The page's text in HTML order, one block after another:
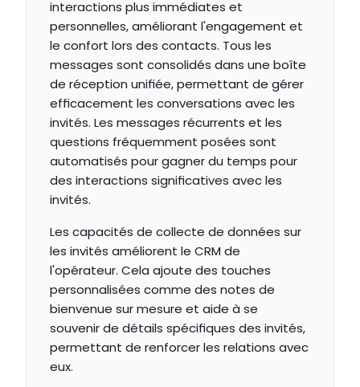
interactions plus immédiates et
personnelles, améliorant l'engagement et
le confort lors des contacts. Tous les
messages sont consolidés dans une boîte
de réception unifiée, permettant de gérer
efficacement les conversations avec les
invités. Les messages récurrents et les
questions fréquemment posées sont
automatisés pour gagner du temps pour
des interactions significatives avec les
invités.
Les capacités de collecte de données sur
les invités améliorent le CRM de
l'opérateur. Cela ajoute des touches
personnalisées comme des notes de
bienvenue sur mesure et aide à se
souvenir de détails spécifiques des invités,
permettant de renforcer les relations avec
eux.